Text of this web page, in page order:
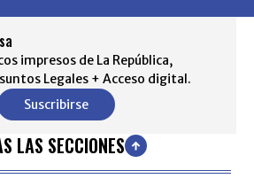
impresos de La República,
Legales + Acceso digital.
Suscribirse
LAS SECCIONES